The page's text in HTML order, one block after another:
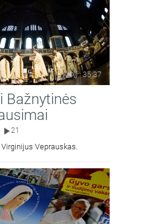
35:37
Bažnytinės
21
Veprauskas.